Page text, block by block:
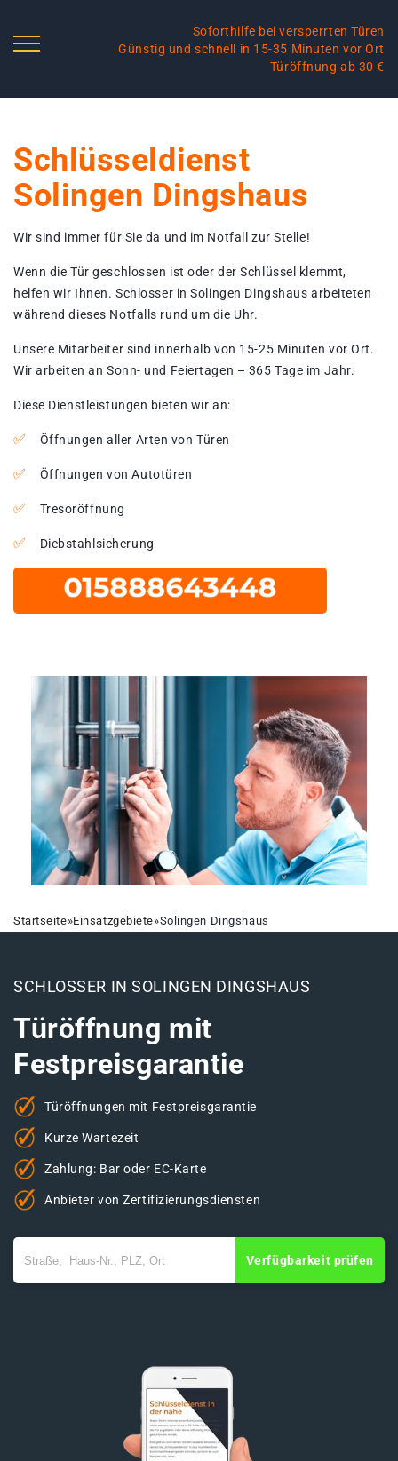
Soforthilfe bei versperrten Türen
Günstig und schnell in 15-35 Minuten vor Ort
Türöffnung ab 30 €
Schlüsseldienst
Solingen Dingshaus
Wir sind immer für Sie da und im Notfall zur Stelle!
Wenn die Tür geschlossen ist oder der Schlüssel klemmt,
helfen wir Ihnen. Schlosser in Solingen Dingshaus arbeiteten
während dieses Notfalls rund um die Uhr.
Unsere Mitarbeiter sind innerhalb von 15-25 Minuten vor Ort.
Wir arbeiten an Sonn- und Feiertagen – 365 Tage im Jahr.
Diese Dienstleistungen bieten wir an:
Öffnungen aller Arten von Türen
Öffnungen von Autotüren
Tresoröffnung
Diebstahlsicherung
Startseite»Einsatzgebiete»Solingen Dingshaus
SCHLOSSER IN SOLINGEN DINGSHAUS
Türöffnung mit
Festpreisgarantie
Türöffnungen mit Festpreisgarantie
Kurze Wartezeit
Zahlung: Bar oder EC-Karte
Anbieter von Zertifizierungsdiensten
Verfügbarkeit prüfen